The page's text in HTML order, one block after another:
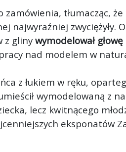
tłumacząc,
najwyraźniej zwyciężyły.
z gliny wymodelował
nad modelem w
z łukiem w ręku,
wymodelowaną z
lecz kwitnącego
eksponatów